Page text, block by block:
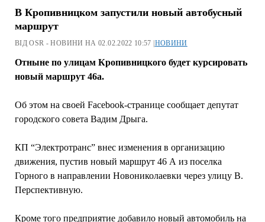
В Кропивницком запустили новый автобусный
маршрут
ВІД OSR - НОВИНИ НА 02.02.2022 10:57 |НОВИНИ
Отныне по улицам Кропивницкого будет курсировать
новый маршрут 46а.
Об этом на своей Facebook-странице сообщает депутат
городского совета Вадим Дрыга.
КП “Электротранс” внес изменения в организацию
движения, пустив новый маршрут 46 А из поселка
Горного в направлении Новониколаевки через улицу В.
Перспективную.
Кроме того предприятие добавило новый автомобиль на